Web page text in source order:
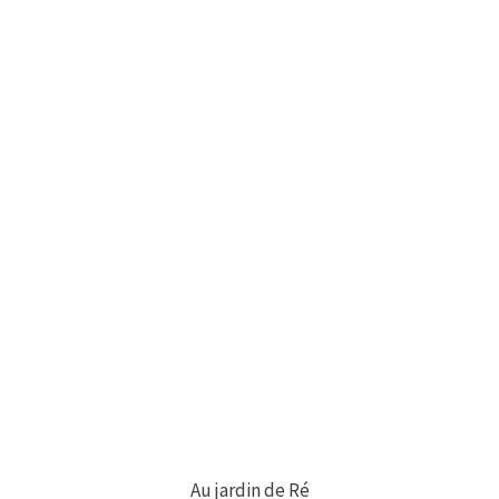
Au jardin de Ré